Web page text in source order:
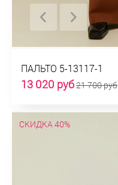
ПАЛЬТО 5-13117-1
13 020 руб21 700 руб
СКИДКА 40%